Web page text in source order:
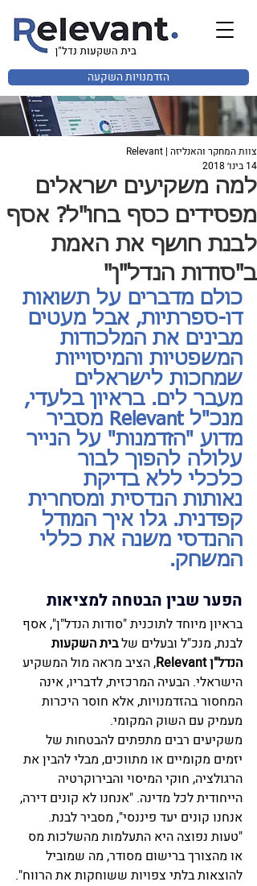
הזדמנויות השקעה
למה משקיעים ישראלים
מפסידים כסף בחו"ל? אסף
לבנת חושף את האמת
ב"סודות הנדל"ן"
צוות המחקר והאנליזה | Relevant
14 בינו׳ 2018
כולם מדברים על תשואות
דו-ספרתיות, אבל מעטים
מבינים את המלכודות
המשפטיות והמיסוייות
שמחכות לישראלים
מעבר לים. בראיון בלעדי,
מנכ"ל Relevant מסביר
מדוע "הזדמנות" על הנייר
עלולה להפוך לבור
כלכלי ללא בדיקת
נאותות הנדסית ומסחרית
קפדנית. גלו איך המודל
ההנדסי משנה את כללי
המשחק.
הפער שבין הבטחה למציאות
בראיון מיוחד לתוכנית "סודות הנדל"ן", אסף
לבנת, מנכ"ל ובעלים של בית השקעות
הנדל"ן Relevant
, הציב מראה מול המשקיע
הישראלי. הבעיה המרכזית, לדבריו, אינה
המחסור בהזדמנויות, אלא חוסר היכרות
מעמיק עם השוק המקומי.
משקיעים רבים מתפתים להבטחות של
יזמים מקומיים או מתווכים, מבלי להבין את
הרגולציה, חוקי המיסוי והבירוקרטיה
הייחודית לכל מדינה. "אנחנו לא קונים דירה,
אנחנו קונים יעד פיננסי", מסביר לבנת.
"טעות נפוצה היא התעלמות מהשלכות מס
או מהצורך ברישום מסודר, מה שמוביל
להוצאות בלתי צפויות ששוחקות את הרווח".